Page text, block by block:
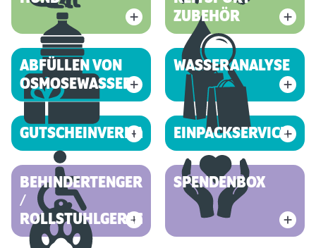
ZUBEHÖR
ABFÜLLEN VON
OSMOSEWASSER
WASSERANALYSE
GUTSCHEINVERKAUF EINPACKSERVICE
BEHINDERTENGERECHT
/
ROLLSTUHLGERECHT
SPENDENBOX